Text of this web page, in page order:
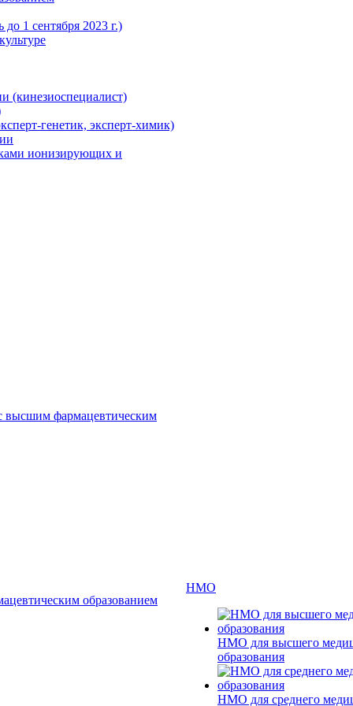
1 сентября 2023 г.)
(кинезиоспециалист)
генетик, эксперт-химик)
ионизирующих и
высшим фармацевтическим
образованием
НМО
НМО для высшего
образования
НМО для среднего